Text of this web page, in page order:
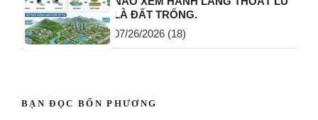
LÀ ĐẤT TRỐNG.
07/26/2026 (18)
BẠN ĐỌC BỐN PHƯƠNG